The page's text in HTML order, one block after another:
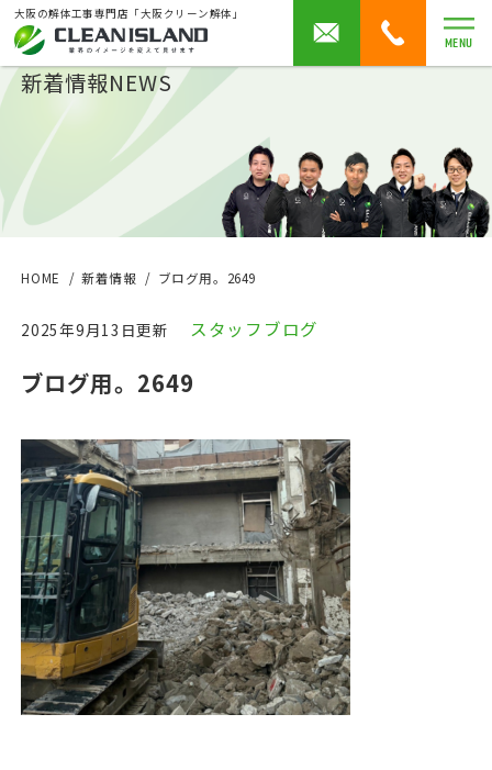
大阪の解体工事専門店「大阪クリーン解体」
MENU
新着情報NEWS
HOME 新着情報 ブログ用。2649
2025年9月13日更新 スタッフブログ
ブログ用。2649